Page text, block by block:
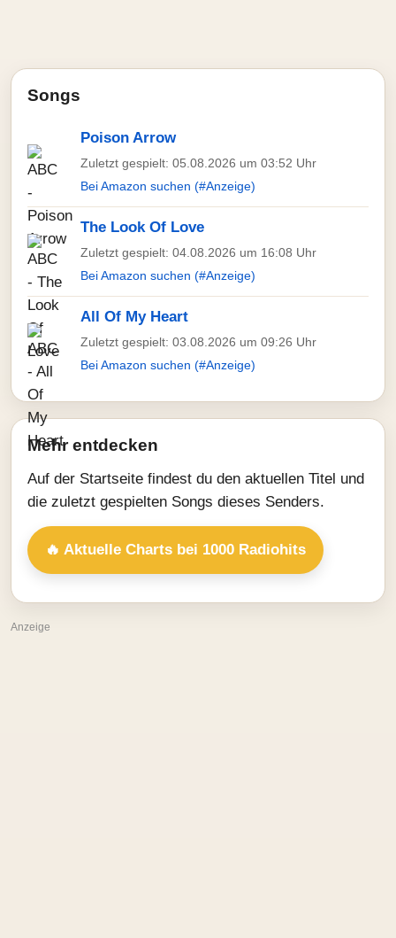
Songs
Poison Arrow
Zuletzt gespielt: 05.08.2026 um 03:52 Uhr
Bei Amazon suchen (#Anzeige)
The Look Of Love
Zuletzt gespielt: 04.08.2026 um 16:08 Uhr
Bei Amazon suchen (#Anzeige)
All Of My Heart
Zuletzt gespielt: 03.08.2026 um 09:26 Uhr
Bei Amazon suchen (#Anzeige)
Mehr entdecken
Auf der Startseite findest du den aktuellen Titel und
die zuletzt gespielten Songs dieses Senders.
🔥 Aktuelle Charts bei 1000 Radiohits
Anzeige